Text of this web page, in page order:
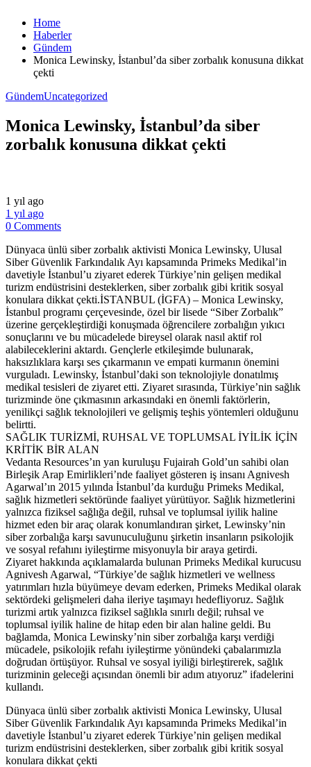
Home
Haberler
Gündem
Monica Lewinsky, İstanbul’da siber zorbalık konusuna dikkat
çekti
GündemUncategorized
Monica Lewinsky, İstanbul’da siber
zorbalık konusuna dikkat çekti
1 yıl ago
1 yıl ago
0 Comments
Dünyaca ünlü siber zorbalık aktivisti Monica Lewinsky, Ulusal
Siber Güvenlik Farkındalık Ayı kapsamında Primeks Medikal’in
davetiyle İstanbul’u ziyaret ederek Türkiye’nin gelişen medikal
turizm endüstrisini desteklerken, siber zorbalık gibi kritik sosyal
konulara dikkat çekti.İSTANBUL (İGFA) – Monica Lewinsky,
İstanbul programı çerçevesinde, özel bir lisede “Siber Zorbalık”
üzerine gerçekleştirdiği konuşmada öğrencilere zorbalığın yıkıcı
sonuçlarını ve bu mücadelede bireysel olarak nasıl aktif rol
alabileceklerini aktardı. Gençlerle etkileşimde bulunarak,
haksızlıklara karşı ses çıkarmanın ve empati kurmanın önemini
vurguladı. Lewinsky, İstanbul’daki son teknolojiyle donatılmış
medikal tesisleri de ziyaret etti. Ziyaret sırasında, Türkiye’nin sağlık
turizminde öne çıkmasının arkasındaki en önemli faktörlerin,
yenilikçi sağlık teknolojileri ve gelişmiş teşhis yöntemleri olduğunu
belirtti.
SAĞLIK TURİZMİ, RUHSAL VE TOPLUMSAL İYİLİK İÇİN
KRİTİK BİR ALAN
Vedanta Resources’ın yan kuruluşu Fujairah Gold’un sahibi olan
Birleşik Arap Emirlikleri’nde faaliyet gösteren iş insanı Agnivesh
Agarwal’ın 2015 yılında İstanbul’da kurduğu Primeks Medikal,
sağlık hizmetleri sektöründe faaliyet yürütüyor. Sağlık hizmetlerini
yalnızca fiziksel sağlığa değil, ruhsal ve toplumsal iyilik haline
hizmet eden bir araç olarak konumlandıran şirket, Lewinsky’nin
siber zorbalığa karşı savunuculuğunu şirketin insanların psikolojik
ve sosyal refahını iyileştirme misyonuyla bir araya getirdi.
Ziyaret hakkında açıklamalarda bulunan Primeks Medikal kurucusu
Agnivesh Agarwal, “Türkiye’de sağlık hizmetleri ve wellness
yatırımları hızla büyümeye devam ederken, Primeks Medikal olarak
sektördeki gelişmeleri daha ileriye taşımayı hedefliyoruz. Sağlık
turizmi artık yalnızca fiziksel sağlıkla sınırlı değil; ruhsal ve
toplumsal iyilik haline de hitap eden bir alan haline geldi. Bu
bağlamda, Monica Lewinsky’nin siber zorbalığa karşı verdiği
mücadele, psikolojik refahı iyileştirme yönündeki çabalarımızla
doğrudan örtüşüyor. Ruhsal ve sosyal iyiliği birleştirerek, sağlık
turizminin geleceği açısından önemli bir adım atıyoruz” ifadelerini
kullandı.
​Dünyaca ünlü siber zorbalık aktivisti Monica Lewinsky, Ulusal
Siber Güvenlik Farkındalık Ayı kapsamında Primeks Medikal’in
davetiyle İstanbul’u ziyaret ederek Türkiye’nin gelişen medikal
turizm endüstrisini desteklerken, siber zorbalık gibi kritik sosyal
konulara dikkat çekti